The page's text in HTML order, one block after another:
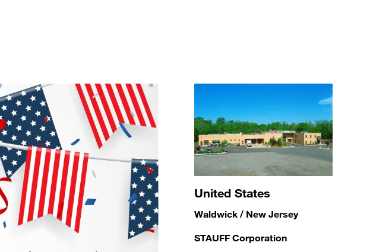
United States
Waldwick / New Jersey
STAUFF Corporation